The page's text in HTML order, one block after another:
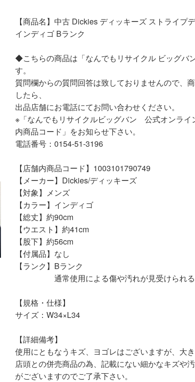
【商品名】中古 Dickies ディッキーズ ストライプ
インディゴ Bランク
◆こちらの商品は「なんでもリサイクル ビッグバ
す。
質問欄からの質問回答は致しておりませんので、
したら、
出品店舗にお電話にてお問い合わせください。
※「なんでもリサイクルビッグバン 公式オンライ
内商品コード」をお知らせ下さい。
電話番号：0154-51-3196
【店舗内商品コード】1003101790749
【メーカー】Dickies/ディッキーズ
【対象】メンズ
【カラー】インディゴ
【総丈】約90cm
【ウエスト】約41cm
【股下】約56cm
【付属品】なし
【ランク】Bランク
通常使用による傷や汚れが見受けられる
【規格・仕様】
サイズ：W34×L34
【詳細備考】
使用にともなうキズ、ヨゴレはございますが、大
店頭との併売商品の為、記載にない細かなキズや
がございますのでご了承下さい。